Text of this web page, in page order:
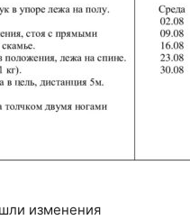
изменения